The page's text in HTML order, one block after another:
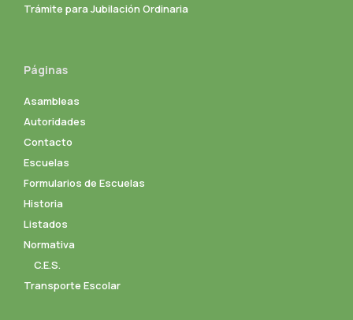
Trámite para Jubilación Ordinaria
Páginas
Asambleas
Autoridades
Contacto
Escuelas
Formularios de Escuelas
Historia
Listados
Normativa
C.E.S.
Transporte Escolar